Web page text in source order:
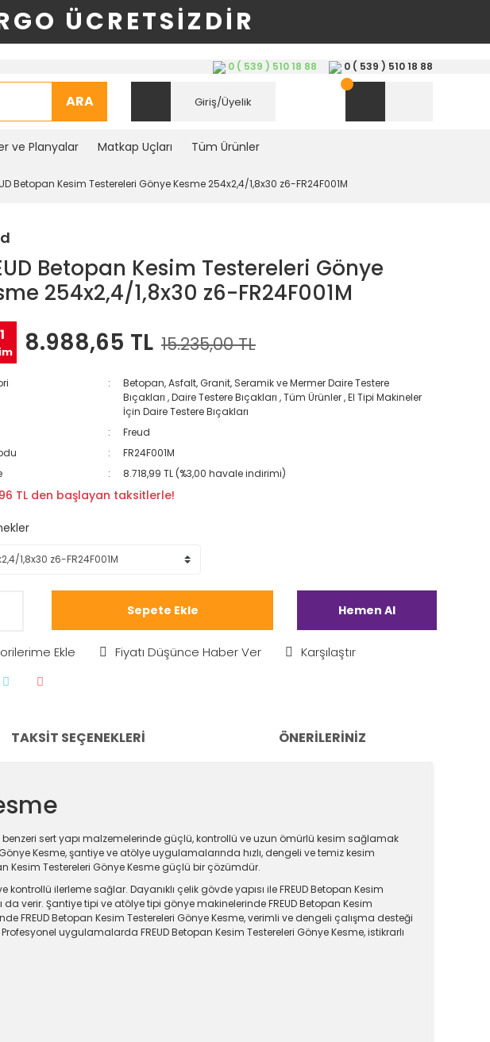
ÜCRETSİZDİR
0 ( 539 ) 510 18 88 0 ( 539 ) 510 18 88
ARA Giriş/Üyelik
ve Planyalar Matkap Uçları Tüm Ürünler
Betopan Kesim Testereleri Gönye Kesme 254x2,4/1,8x30 z6-FR24F001M
Betopan Kesim Testereleri Gönye
254x2,4/1,8x30 z6-FR24F001M
8.988,65 TL 15.235,00 TL
Betopan, Asfalt, Granit, Seramik ve Mermer Daire Testere
Bıçakları ,Daire Testere Bıçakları ,Tüm Ürünler ,El Tipi Makineler
İçin Daire Testere Bıçakları
Freud
FR24F001M
8.718,99 TL (%3,00 havale indirimi)
TL den başlayan taksitlerle!
Sepete Ekle Hemen Al
Fiyatı Düşünce Haber Ver Karşılaştır
TAKSIT SEÇENEKLERI ÖNERILERINIZ
sert yapı malzemelerinde güçlü, kontrollü ve uzun ömürlü kesim sağlamak
Kesme, şantiye ve atölye uygulamalarında hızlı, dengeli ve temiz kesim
Kesim Testereleri Gönye Kesme güçlü bir çözümdür.
ilerleme sağlar. Dayanıklı çelik gövde yapısı ile FREUD Betopan Kesim
verir. Şantiye tipi ve atölye tipi gönye makinelerinde FREUD Betopan Kesim
FREUD Betopan Kesim Testereleri Gönye Kesme, verimli ve dengeli çalışma desteği
uygulamalarda FREUD Betopan Kesim Testereleri Gönye Kesme, istikrarlı